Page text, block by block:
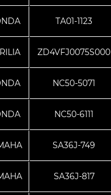
TA01-1123
ZD4VFJ0075S000
NC50-5071
NC50-6111
SA36J-749
SA36J-817